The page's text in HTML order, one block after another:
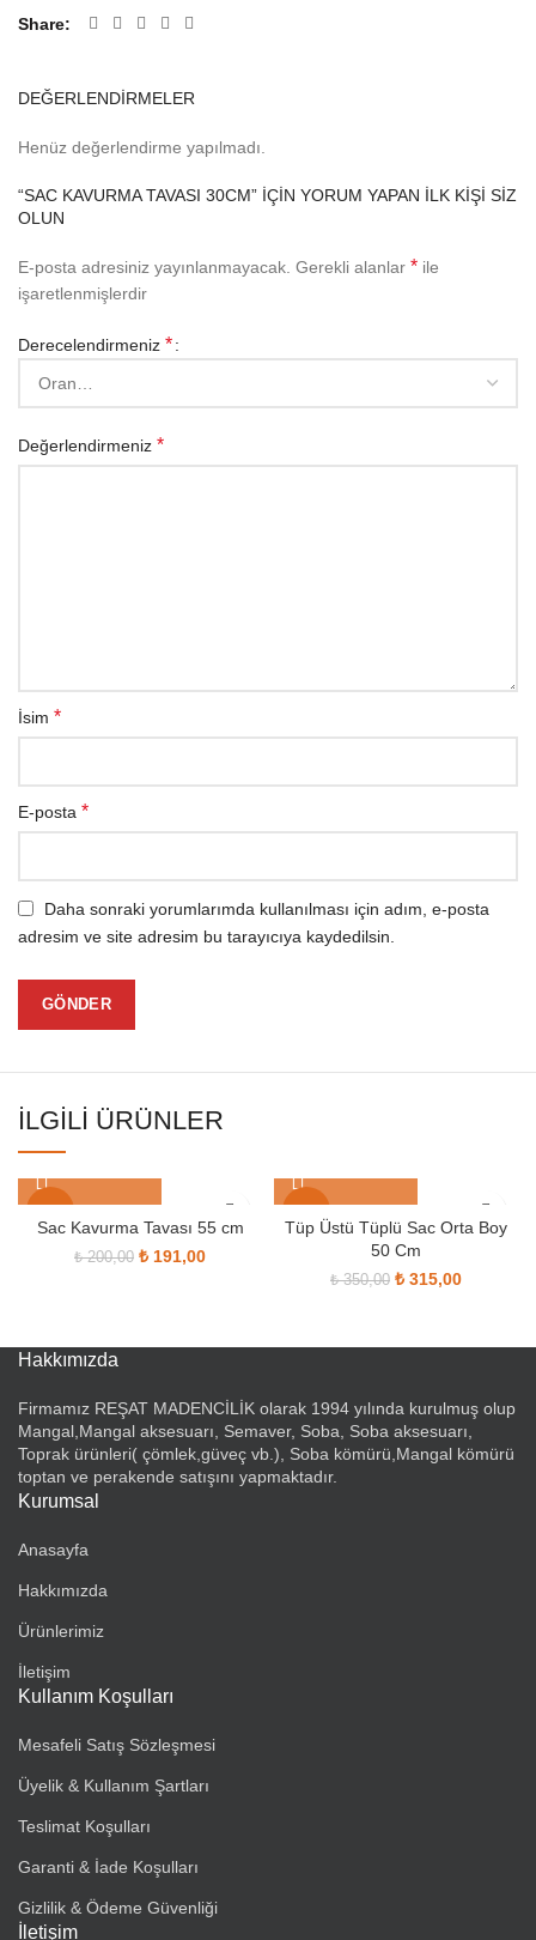
Share
DEĞERLENDIRMELER
Henüz değerlendirme yapılmadı.
“SAC KAVURMA TAVASI 30CM” IÇIN YORUM YAPAN ILK KIŞI SIZ
OLUN
E-posta adresiniz yayınlanmayacak. Gerekli alanlar * ile
işaretlenmişlerdir
Derecelendirmeniz *
Değerlendirmeniz *
İsim *
E-posta *
Daha sonraki yorumlarımda kullanılması için adım, e-posta
adresim ve site adresim bu tarayıcıya kaydedilsin.
İLGILI ÜRÜNLER
SOLD OUT
Sac Kavurma Tavası 55 cm
₺200,00 Orijinal fiyat: ₺ 200,00.
₺ 191,00 Şu andaki fiyat: ₺ 191,00.
Tüp Üstü Tüplü Sac Orta Boy
50 Cm
₺350,00
Orijinal fiyat:
₺ 315,00
₺ 315,00.
Hakkımızda
Firmamız REŞAT MADENCİLİK olarak 1994 yılında kurulmuş olup
Mangal,Mangal aksesuarı, Semaver, Soba, Soba aksesuarı,
Toprak ürünleri( çömlek,güveç vb.), Soba kömürü,Mangal kömürü
toptan ve perakende satışını yapmaktadır.
Kurumsal
Anasayfa
Hakkımızda
Ürünlerimiz
İletişim
Kullanım Koşulları
Mesafeli Satış Sözleşmesi
Üyelik & Kullanım Şartları
Teslimat Koşulları
Garanti & İade Koşulları
Gizlilik & Ödeme Güvenliği
İletişim